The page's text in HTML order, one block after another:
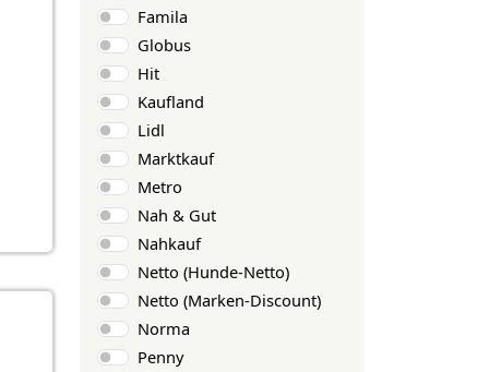
Famila
Globus
Hit
Kaufland
Lidl
Marktkauf
Metro
Nah & Gut
Nahkauf
Netto (Hunde-Netto)
Netto (Marken-Discount)
Norma
Penny